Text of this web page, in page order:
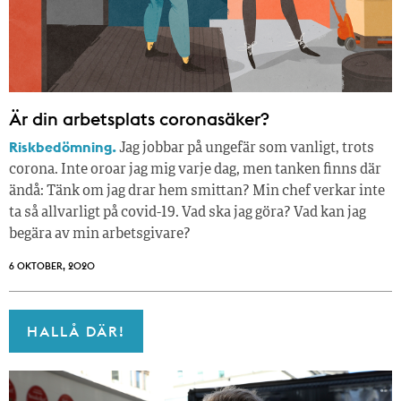
Är din arbetsplats coronasäker?
Riskbedömning.Jag jobbar på ungefär som vanligt, trots
corona. Inte oroar jag mig varje dag, men tanken finns där
ändå: Tänk om jag drar hem smittan? Min chef verkar inte
ta så allvarligt på covid-19. Vad ska jag göra? Vad kan jag
begära av min arbetsgivare?
6 OKTOBER, 2020
HALLÅ DÄR!